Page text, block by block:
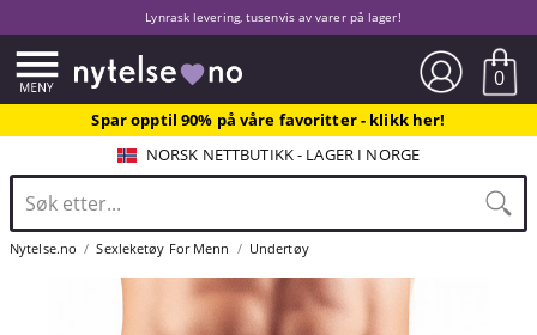
Lynrask levering, tusenvis av varer på lager!
0
Spar opptil 90% på våre favoritter - klikk her!
NORSK NETTBUTIKK - LAGER I NORGE
Nytelse.no Sexleketøy For Menn Undertøy